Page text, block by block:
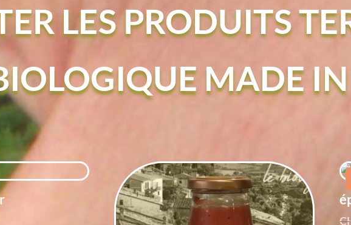
LES PRODUITS
MADE